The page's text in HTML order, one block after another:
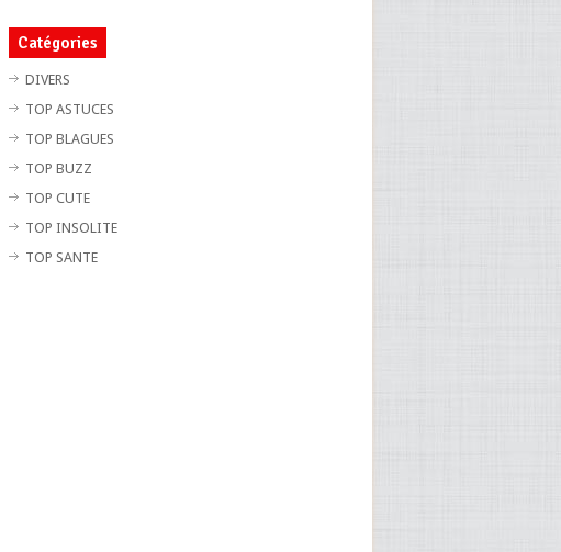
Catégories
DIVERS
TOP ASTUCES
TOP BLAGUES
TOP BUZZ
TOP CUTE
TOP INSOLITE
TOP SANTE